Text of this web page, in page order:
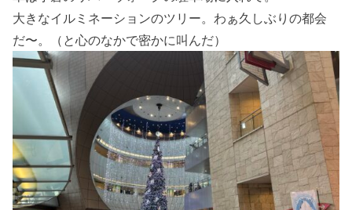
大きなイルミネーションのツリー。わぁ久しぶりの都会
だ〜。（と心のなかで密かに叫んだ）